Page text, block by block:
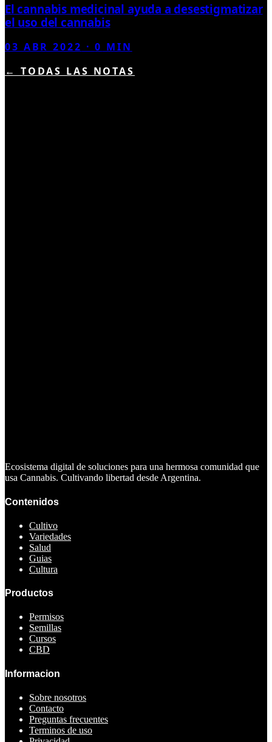
El cannabis medicinal ayuda a desestigmatizar
el uso del cannabis
03 ABR 2022 ·0 MIN
← TODAS LAS NOTAS
Ecosistema digital de soluciones para una hermosa comunidad que
usa Cannabis. Cultivando libertad desde Argentina.
Contenidos
Cultivo
Variedades
Salud
Guias
Cultura
Productos
Permisos
Semillas
Cursos
CBD
Informacion
Sobre nosotros
Contacto
Preguntas frecuentes
Terminos de uso